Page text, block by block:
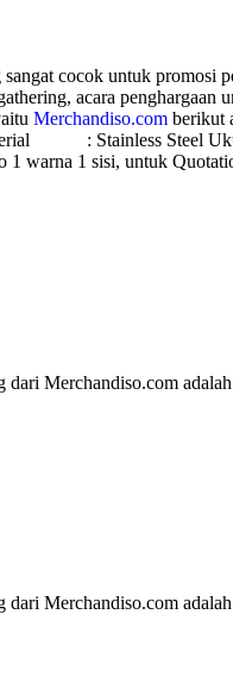
cocok untuk promosi
acara
Merchandiso.com berikut
: Stainless Steel
1 warna 1 sisi, untuk
Merchandiso.com
Merchandiso.com